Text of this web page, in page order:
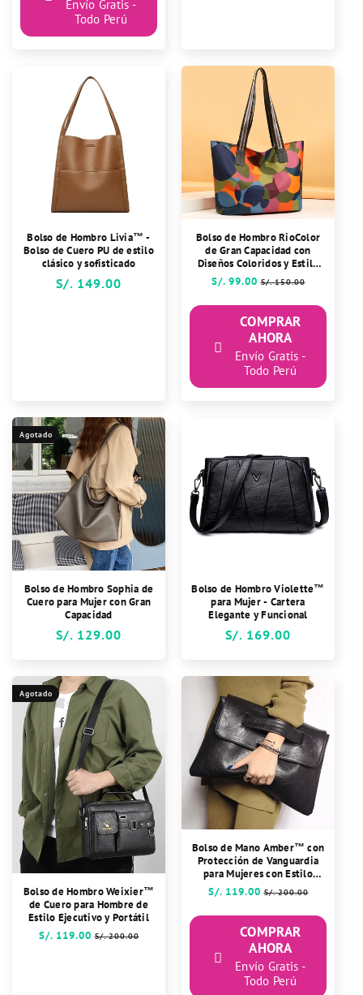
Envío Gratis -
Todo Perú
Bolso de Hombro Livia™ -
Bolso de Cuero PU de estilo
clásico y sofisticado
Precio
S/. 149.00
Bolso de Hombro RioColor
de Gran Capacidad con
Diseños Coloridos y Estilo
Europeo
Precio
S/. 99.00 Precio
S/. 150.00
COMPRAR
AHORA
Envío Gratis -
Todo Perú
Agotado
Bolso de Hombro Sophia de
Cuero para Mujer con Gran
Capacidad
Precio
S/. 129.00
Bolso de Hombro Violette™
para Mujer - Cartera
Elegante y Funcional
Precio
S/. 169.00
Agotado
Bolso de Hombro Weixier™
de Cuero para Hombre de
Estilo Ejecutivo y Portátil
Precio
S/. 119.00 Precio
S/. 200.00
Bolso de Mano Amber™ con
Protección de Vanguardia
para Mujeres con Estilo
Perfecto para Cualquier
Ocasión
Precio
S/. 119.00 Precio
S/. 200.00
COMPRAR
AHORA
Envío Gratis -
Todo Perú